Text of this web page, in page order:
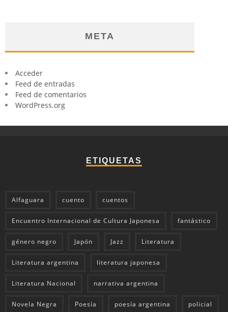
META
Acceder
Feed de entradas
Feed de comentarios
WordPress.org
ETIQUETAS
Alfaguara cuento cuentos
Encuentro Internacional de Cultura Japonesa fantástico
género negro Japón Jazz Literatura
Literatura argentina literatura japonesa
Literatura Nacional narrativa argentina
Novela Negra Poesía poesía argentina policial